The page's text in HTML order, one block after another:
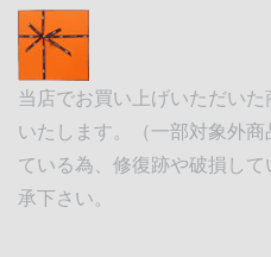
当店でお買い上げいただい
いたします。（一部対象外
ている為、修復跡や破損し
承下さい。